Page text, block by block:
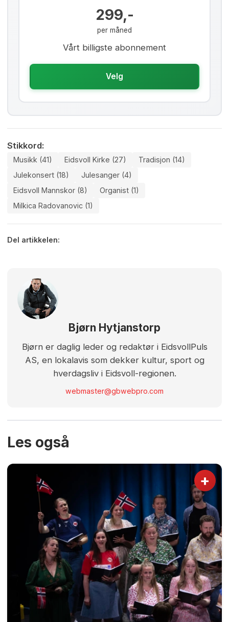
299,-
per måned
Vårt billigste abonnement
Velg
Stikkord:
Musikk (41) Eidsvoll Kirke (27)
Tradisjon (14)
Julekonsert (18)
Julesanger (4)
Eidsvoll Mannskor (8)
Organist (1)
Milkica Radovanovic (1)
Del artikkelen:
Bjørn Hytjanstorp
Bjørn er daglig leder og redaktør i EidsvollPuls
AS, en lokalavis som dekker kultur, sport og
hverdagsliv i Eidsvoll-regionen.
webmaster@gbwebpro.com
Les også
+